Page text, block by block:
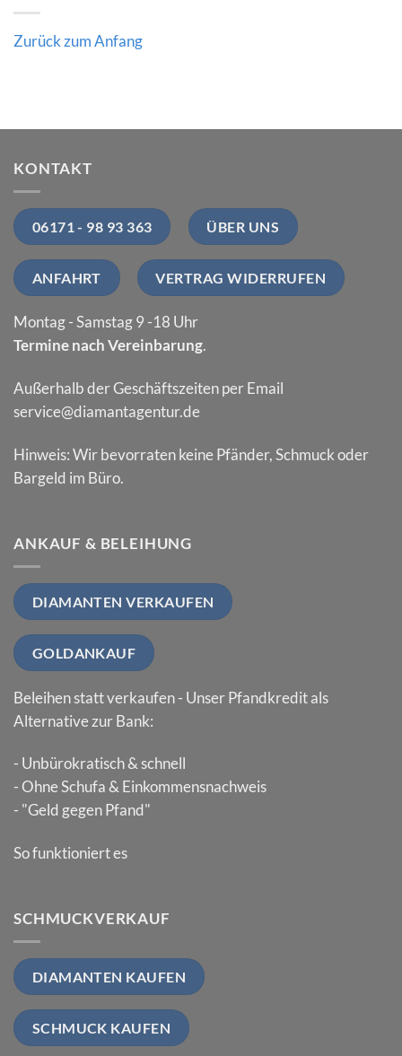
Zurück zum Anfang
KONTAKT
06171 - 98 93 363 ÜBER UNS
ANFAHRT VERTRAG WIDERRUFEN
Montag - Samstag 9 -18 Uhr
Termine nach Vereinbarung.
Außerhalb der Geschäftszeiten per Email
service@diamantagentur.de
Hinweis: Wir bevorraten keine Pfänder, Schmuck oder
Bargeld im Büro.
ANKAUF & BELEIHUNG
DIAMANTEN VERKAUFEN
GOLDANKAUF
Beleihen statt verkaufen - Unser Pfandkredit als
Alternative zur Bank:
- Unbürokratisch & schnell
- Ohne Schufa & Einkommensnachweis
- "Geld gegen Pfand"
So funktioniert es
SCHMUCKVERKAUF
DIAMANTEN KAUFEN
SCHMUCK KAUFEN